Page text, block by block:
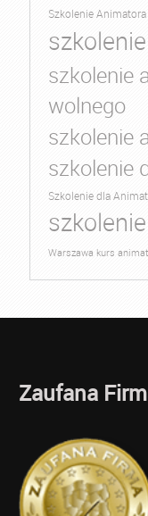
Szkolenie
szkolenie
wolnego
szkolenie
szkolenie
Szkolenie dla
Warszawa kurs
Zaufana